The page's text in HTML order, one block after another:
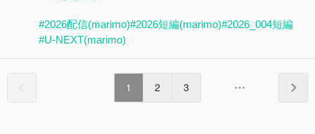
#2026配信(marimo)#2026短編(marimo)#2026_004短編
#U-NEXT(marimo)
1 2 3